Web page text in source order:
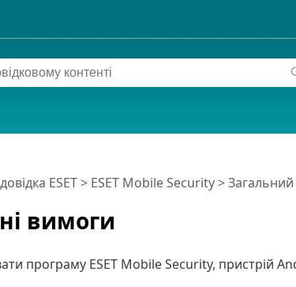
вимоги
ESET> ESET Mobile Security>
програму ESET Mobile Security, пристрій